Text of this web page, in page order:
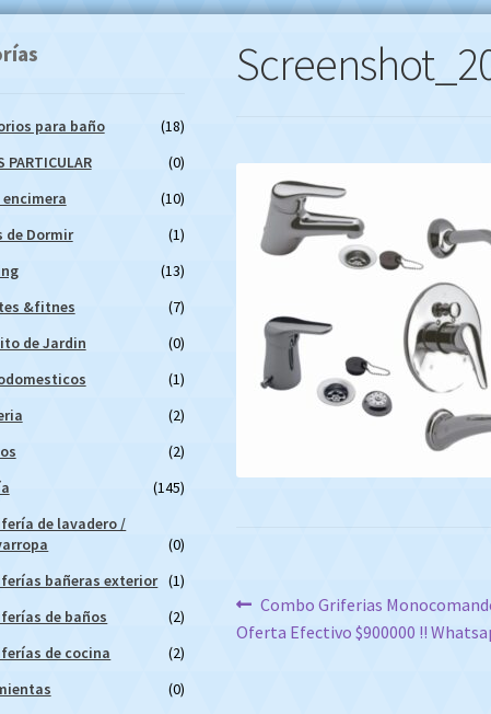
Navegación
de
Anterior:
Combo Griferias
Oferta Efectivo $900000 !!
para baño
(18)
PARTICULAR
(0)
encimera
(10)
de Dormir
(1)
(13)
&fitnes
(7)
de Jardin
(0)
(1)
(2)
(2)
(145)
de lavadero /
(0)
bañeras exterior (1)
de baños
(2)
de cocina
(2)
(0)